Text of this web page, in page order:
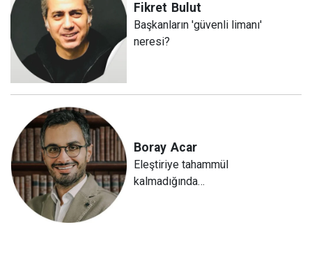
Fikret Bulut
Başkanların 'güvenli limanı'
neresi?
Boray Acar
Eleştiriye tahammül
kalmadığında…